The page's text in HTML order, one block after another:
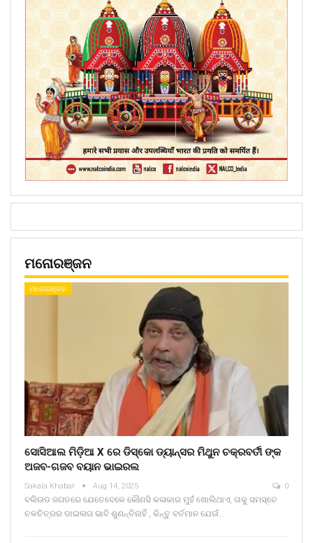
ମନୋରଞ୍ଜନ
ମନୋରଞ୍ଜନ
ସୋସିଆଲ ମିଡ଼ିଆ X ରେ ଡିସ୍କୋ ଡ୍ୟାନ୍ସର ମିଥୁନ ଚକ୍ରବର୍ତୀ ଙ୍କ
ଅଜବ-ଗଜବ ବୟାନ ଭାଇରଲ
Sakala Khabar Aug 14, 2025 0
ବଲିଉଡ ଜଗତରେ ଯେତେବେଳେ କୌଣସି କଳାକାର ମୁହଁ ଖୋଲିଥାଏ, ତାକୁ ସମସ୍ତେ
ଚଳଚିତ୍ରର ଡାଇଲଗ ଭାବି ଶୁଣନ୍ତିନାହିଁ , କିନ୍ତୁ ବର୍ତମାନ ଯେଉଁ…